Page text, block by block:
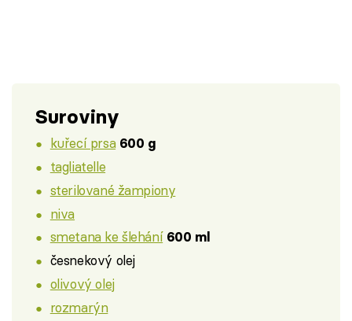
Suroviny
kuřecí prsa 600 g
tagliatelle
sterilované žampiony
niva
smetana ke šlehání 600 ml
česnekový olej
olivový olej
rozmarýn